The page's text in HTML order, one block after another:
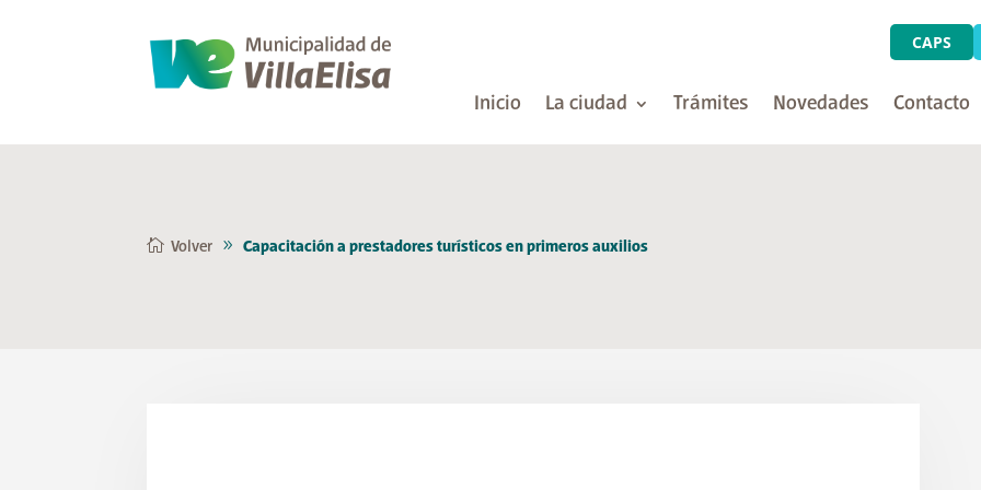
CAPS
Inicio La ciudad Trámites Novedades Contacto
Volver Capacitación a prestadores turísticos en primeros auxilios